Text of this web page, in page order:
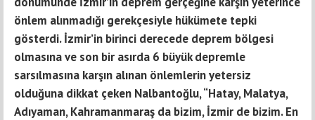
önlem alınmadığı gerekçesiyle hükümete tepki
gösterdi. İzmir’in birinci derecede deprem bölgesi
olmasına ve son bir asırda 6 büyük depremle
sarsılmasına karşın alınan önlemlerin yetersiz
olduğuna dikkat çeken Nalbantoğlu, “Hatay, Malatya,
Adıyaman, Kahramanmaraş da bizim, İzmir de bizim. En